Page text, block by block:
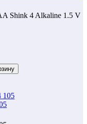
Shink 4 Alkaline 1.5 V